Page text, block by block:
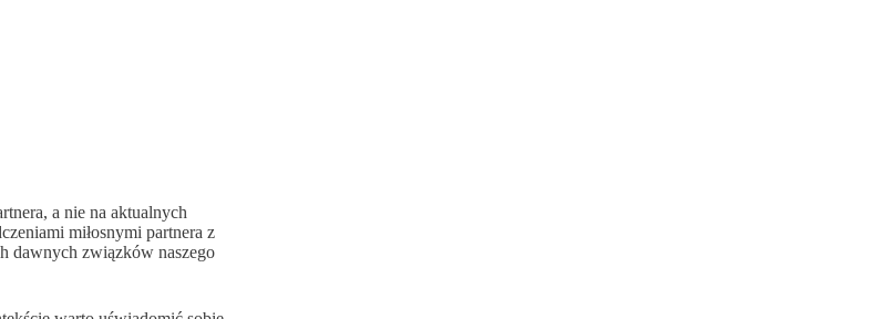
a nie na aktualnych
miłosnymi partnera z
dawnych związków naszego